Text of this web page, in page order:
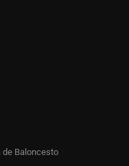
de Baloncesto